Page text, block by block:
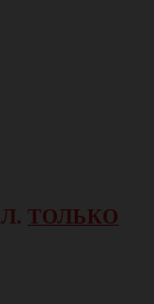
ТОЛЬКО